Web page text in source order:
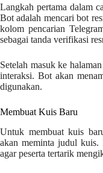
Langkah pertama dalam
Bot adalah mencari bot
kolom pencarian
sebagai tanda verifikasi
Setelah masuk ke
interaksi. Bot akan
digunakan.
Membuat Kuis Baru
Untuk membuat kuis
akan meminta judul kuis.
agar peserta tertarik